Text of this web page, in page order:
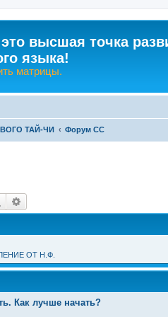
высшая точка
языка!
матрицы.
ТАЙ-ЧИ Форум СС
Поиск
ОТ Н.Ф.
Как лучше начать?